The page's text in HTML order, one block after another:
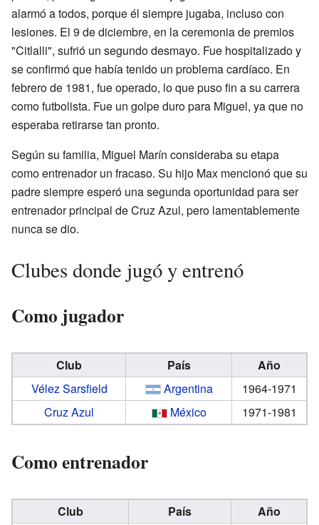
alarmó a todos, porque él siempre jugaba, incluso con
lesiones. El 9 de diciembre, en la ceremonia de premios
"Citlalli", sufrió un segundo desmayo. Fue hospitalizado y
se confirmó que había tenido un problema cardíaco. En
febrero de 1981, fue operado, lo que puso fin a su carrera
como futbolista. Fue un golpe duro para Miguel, ya que no
esperaba retirarse tan pronto.
Según su familia, Miguel Marín consideraba su etapa
como entrenador un fracaso. Su hijo Max mencionó que su
padre siempre esperó una segunda oportunidad para ser
entrenador principal de Cruz Azul, pero lamentablemente
nunca se dio.
Clubes donde jugó y entrenó
Como jugador
Club País
Año
Vélez Sarsfield
Argentina
1964-1971
Cruz Azul
México 1971-1981
Como entrenador
Club País
Año